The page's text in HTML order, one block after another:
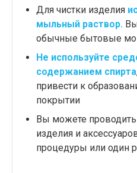
Для чистки изделия
мыльный раствор.
обычные бытовые
Не используйте
содержанием спирта
привести к
покрытии
Вы можете
изделия и
процедуры или один